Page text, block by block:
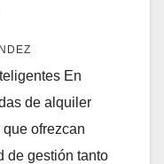
En
de alquiler
ofrezcan
de gestión tanto